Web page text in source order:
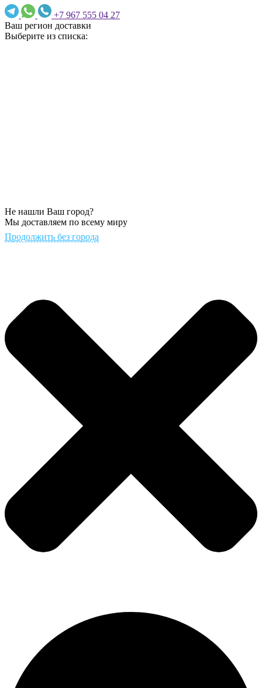
+7 967 555 04 27
Ваш регион доставки
Выберите из списка:
Не нашли Ваш город?
Мы доставляем по всему миру
Продолжить без города